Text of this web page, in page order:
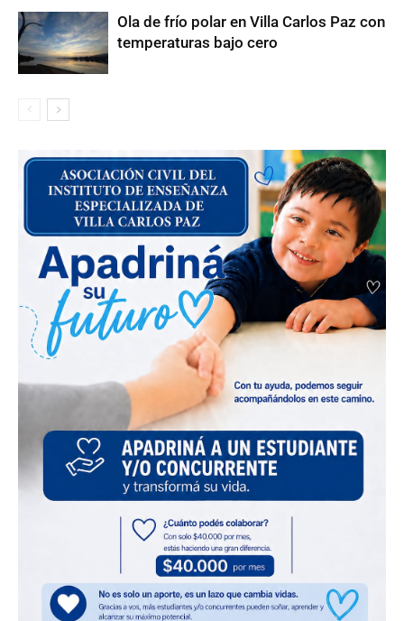
Ola de frío polar en Villa Carlos Paz con
temperaturas bajo cero